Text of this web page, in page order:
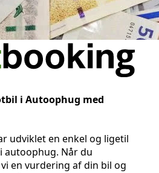
i Autoophug med
udviklet en enkel og ligetil
autoophug. Når du
en vurdering af din bil og